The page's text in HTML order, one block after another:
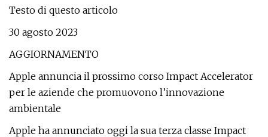
Testo di questo articolo
30 agosto 2023
AGGIORNAMENTO
Apple annuncia il prossimo corso Impact Accelerator
per le aziende che promuovono l’innovazione
ambientale
Apple ha annunciato oggi la sua terza classe Impact